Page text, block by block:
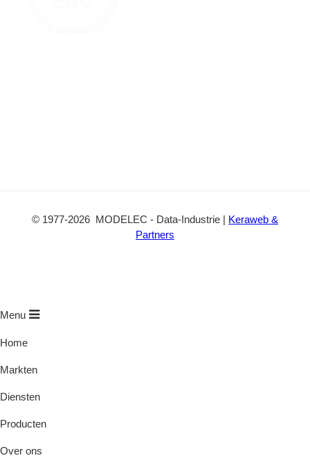
© 1977-2026 MODELEC - Data-Industrie | Keraweb &
Partners
Menu
Home
Markten
Diensten
Producten
Over ons